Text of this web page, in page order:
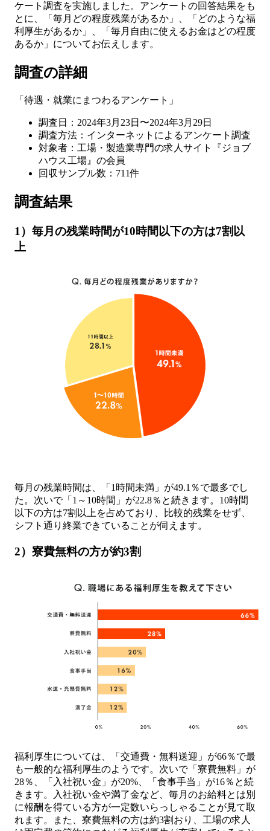
ケート調査を実施しました。アンケートの回答結果をも
とに、
「毎月どの程度残業があるか」、「どのような福
利厚生があるか」、「毎月自由に使えるお金はどの程度
あるか」 についてお伝えします。
調査の詳細
「待遇・就業にまつわるアンケート」
調査日：2024年3月23日〜2024年3月29日
調査方法：インターネットによるアンケート調査
対象者：工場・製造業専門の求人サイト『ジョブ
ハウス工場』の会員
回収サンプル数：711件
調査結果
1）毎月の残業時間が10時間以下の方は7割以
上
毎月の残業時間は、「1時間未満」が49.1％で最多でし
た。次いで「1～10時間」が22.8％と続きます。10時間
以下の方は7割以上を占めており、比較的残業をせず、
シフト通り終業できていることが伺えます。
2）寮費無料の方が約3割
福利厚生については、「交通費・無料送迎」が66％で最
も一般的な福利厚生のようです。次いで「寮費無料」が
28％、「入社祝い金」が20%、「食事手当」が16％と続
きます。入社祝い金や満了金など、毎月のお給料とは別
に報酬を得ている方が一定数いらっしゃることが見て取
れます。また、寮費無料の方は約3割おり、工場の求人